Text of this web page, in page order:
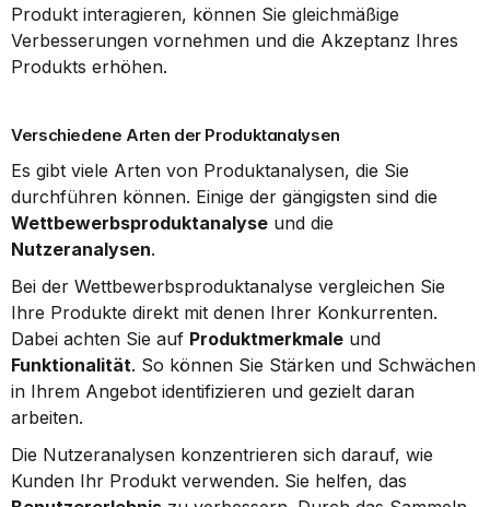
Produkt interagieren, können Sie gleichmäßige
Verbesserungen vornehmen und die Akzeptanz Ihres
Produkts erhöhen.
Verschiedene Arten der Produktanalysen
Es gibt viele Arten von Produktanalysen, die Sie
Wettbewerbsproduktanalyse
Nutzeranalysen.
Bei der Wettbewerbsproduktanalyse vergleichen Sie
Ihre Produkte direkt mit denen Ihrer Konkurrenten.
Dabei achten Sie auf Produktmerkmale
Funktionalität. So können Sie Stärken und Schwächen
in Ihrem Angebot identifizieren und gezielt daran
arbeiten.
Die Nutzeranalysen konzentrieren sich darauf, wie